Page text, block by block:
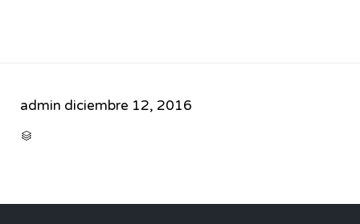
admin diciembre 12, 2016
